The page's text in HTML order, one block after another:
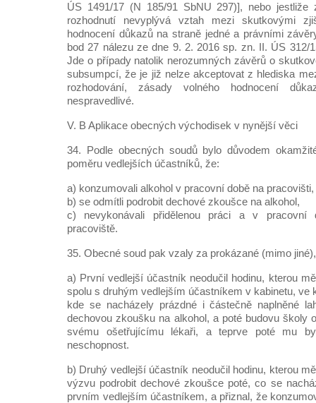
ÚS 1491/17 (N 185/91 SbNU 297)], nebo jestliže
rozhodnutí nevyplývá vztah mezi skutkovými
hodnocení důkazů na straně jedné a právními
bod 27 nálezu ze dne 9. 2. 2016 sp. zn. II. ÚS 312/
Jde o případy natolik nerozumných závěrů o
subsumpcí, že je již nelze akceptovat z hlediska
rozhodování, zásady volného hodnocení
nespravedlivé.
V. B Aplikace obecných východisek v nynější věci
34. Podle obecných soudů bylo důvodem
poměru vedlejších účastníků, že:
a) konzumovali alkohol v pracovní době na pracovišti,
b) se odmítli podrobit dechové zkoušce na alkohol,
c) nevykonávali přidělenou práci a v pracovní
pracoviště.
35. Obecné soud pak vzaly za prokázané (mimo
a) První vedlejší účastník neodučil hodinu, kterou
spolu s druhým vedlejším účastníkem v kabinetu, ve
kde se nacházely prázdné i částečně naplněné
dechovou zkoušku na alkohol, a poté budovu školy
svému ošetřujícímu lékaři, a teprve poté mu
neschopnost.
b) Druhý vedlejší účastník neodučil hodinu, kterou
výzvu podrobit dechové zkoušce poté, co se
prvním vedlejším účastníkem, a přiznal, že